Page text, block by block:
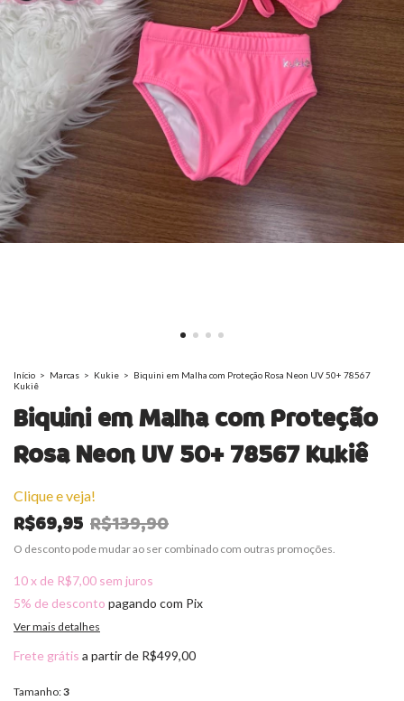
Início > Marcas > Kukie > Biquini em Malha com Proteção Rosa Neon UV 50+ 78567
Kukiê
Biquini em Malha com Proteção
Rosa Neon UV 50+ 78567 Kukiê
Clique e veja!
R$69,95 R$139,90
O desconto pode mudar ao ser combinado com outras promoções.
10x de R$7,00 sem juros
5% de desconto pagando com Pix
Ver mais detalhes
Frete grátis a partir de R$499,00
Tamanho:3